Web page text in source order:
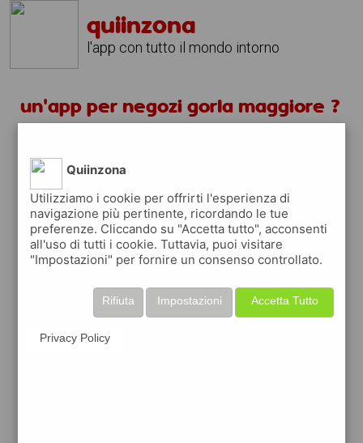
quiinzona
l'app con tutto il mondo intorno
un'app per negozi gorla maggiore ?
quiinzona è una app
gratuita per trovare
negozi
ed approfittare dicoupon e buoni sconti
quiinzonati premiaogni volta che la usi
raccogli punti da convertire inbuoni sconto
o gift cardper fare la spesa, fare
Quiinzona
Utilizziamo i cookie per offrirti l'esperienza di
navigazione più pertinente, ricordando le tue
preferenze. Cliccando su "Accetta tutto", acconsenti
all'uso di tutti i cookie. Tuttavia, puoi visitare
"Impostazioni" per fornire un consenso controllato.
Accetta Tutto
Impostazioni
Rifiuta
Privacy Policy